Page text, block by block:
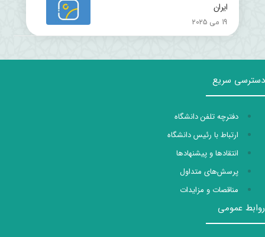
ایران
19 می 2025
دسترسی سریع
دفترچه تلفن دانشگاه
ارتباط با رئیس دانشگاه
انتقادها و پیشنهادها
پرسش‌های متداول
مناقصات و مزایدات
روابط عمومی